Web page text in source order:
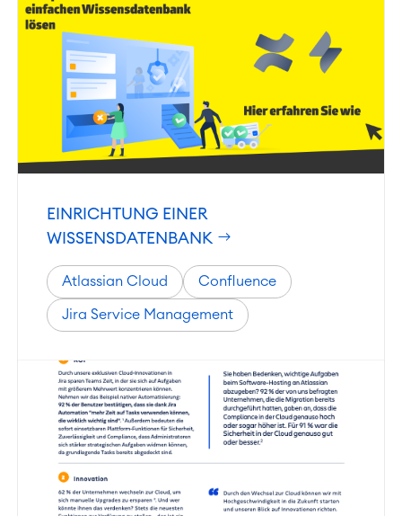
Work Management
Projektmanagement
Zeiterfassung, Planung und
Überstunden
EINRICHTUNG EINER
WISSENSDATENBANK
Atlassian Cloud Confluence
Jira Service Management